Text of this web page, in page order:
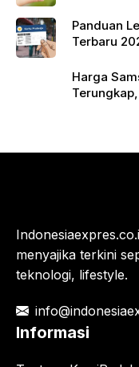
Panduan
Terbaru
Harga
menyajika terkini
teknologi, lifestyle.
Informasi